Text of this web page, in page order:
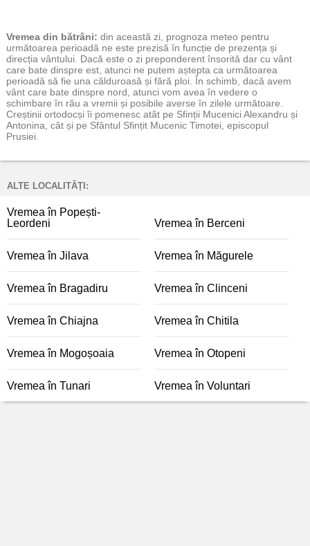
Vremea din bătrâni: din această zi, prognoza meteo pentru
următoarea perioadă ne este prezisă în funcție de prezența și
direcția vântului. Dacă este o zi preponderent însorită dar cu vânt
care bate dinspre est, atunci ne putem aștepta ca următoarea
perioadă să fie una călduroasă și fără ploi. În schimb, dacă avem
vânt care bate dinspre nord, atunci vom avea în vedere o
schimbare în rău a vremii și posibile averse în zilele următoare.
Creștinii ortodocși îi pomenesc atât pe Sfinții Mucenici Alexandru și
Antonina, cât și pe Sfântul Sfințit Mucenic Timotei, episcopul
Prusiei.
ALTE LOCALITĂȚI:
Vremea în Popești-
Leordeni
Vremea în Berceni
Vremea în Jilava Vremea în Măgurele
Vremea în Bragadiru Vremea în Clinceni
Vremea în Chiajna Vremea în Chitila
Vremea în Mogoșoaia Vremea în Otopeni
Vremea în Tunari Vremea în Voluntari